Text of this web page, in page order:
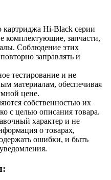
картриджа Hi-Black серии
комплектующие, запчасти,
Соблюдение этих
заправлять и
тестирование и не
материалам, обеспечивая
цене.
собственностью их
с целью описания товара.
характер и не
о товарах,
ошибки, и быть